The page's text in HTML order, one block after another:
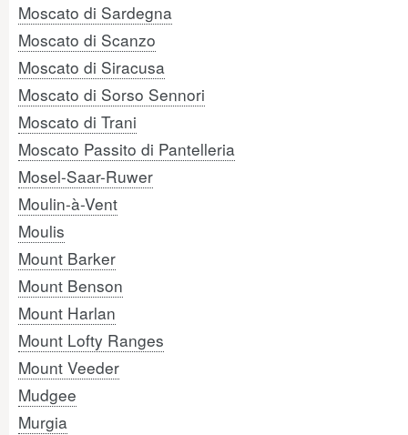
Moscato di Sardegna
Moscato di Scanzo
Moscato di Siracusa
Moscato di Sorso Sennori
Moscato di Trani
Moscato Passito di Pantelleria
Mosel-Saar-Ruwer
Moulin-à-Vent
Moulis
Mount Barker
Mount Benson
Mount Harlan
Mount Lofty Ranges
Mount Veeder
Mudgee
Murgia